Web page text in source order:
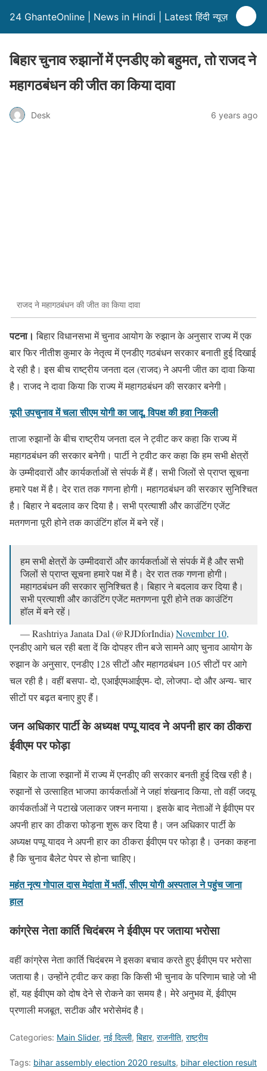
24 GhanteOnline | News in Hindi | Latest हिंदी न्यूज़
बिहार चुनाव रुझानों में एनडीए को बहुमत, तो राजद ने
महागठबंधन की जीत का किया दावा
Desk 6 years ago
राजद ने महागठबंधन की जीत का किया दावा
पटना। बिहार विधानसभा में चुनाव आयोग के रुझान के अनुसार राज्य में एक
बार फिर नीतीश कुमार के नेतृत्व में एनडीए गठबंधन सरकार बनाती हुई दिखाई
दे रही है। इस बीच राष्ट्रीय जनता दल (राजद) ने अपनी जीत का दावा किया
है। राजद ने दावा किया कि राज्य में महागठबंधन की सरकार बनेगी।
यूपी उपचुनाव में चला सीएम योगी का जादू, विपक्ष की हवा निकली
ताजा रुझानों के बीच राष्ट्रीय जनता दल ने ट्वीट कर कहा कि राज्य में
महागठबंधन की सरकार बनेगी। पार्टी ने ट्वीट कर कहा कि हम सभी क्षेत्रों
के उम्मीदवारों और कार्यकर्ताओं से संपर्क में हैं। सभी जिलों से प्राप्त सूचना
हमारे पक्ष में है। देर रात तक गणना होगी। महागठबंधन की सरकार सुनिश्चित
है। बिहार ने बदलाव कर दिया है। सभी प्रत्याशी और काउंटिंग एजेंट
मतगणना पूरी होने तक काउंटिंग हॉल में बने रहें।
हम सभी क्षेत्रों के उम्मीदवारों और कार्यकर्ताओं से संपर्क में है और सभी
जिलों से प्राप्त सूचना हमारे पक्ष में है। देर रात तक गणना होगी।
महागठबंधन की सरकार सुनिश्चित है। बिहार ने बदलाव कर दिया है।
सभी प्रत्याशी और काउंटिंग एजेंट मतगणना पूरी होने तक काउंटिंग
हॉल में बने रहें।
— Rashtriya Janata Dal (@RJDforIndia)November 10,
2020
एनडीए आगे चल रही बता दें कि दोपहर तीन बजे सामने आए चुनाव आयोग के
रुझान के अनुसार, एनडीए 128 सीटों और महागठबंधन 105 सीटों पर आगे
चल रही है। वहीं बसपा- दो, एआईएमआईएम- दो, लोजपा- दो और अन्य- चार
सीटों पर बढ़त बनाए हुए हैं।
जन अधिकार पार्टी के अध्यक्ष पप्पू यादव ने अपनी हार का ठीकरा
ईवीएम पर फोड़ा
बिहार के ताजा रुझानों में राज्य में एनडीए की सरकार बनती हुई दिख रही है।
रुझानों से उत्साहित भाजपा कार्यकर्ताओं ने जहां शंखनाद किया, तो वहीं जदयू
कार्यकर्ताओं ने पटाखे जलाकर जश्न मनाया। इसके बाद नेताओं ने ईवीएम पर
अपनी हार का ठीकरा फोड़ना शुरू कर दिया है। जन अधिकार पार्टी के
अध्यक्ष पप्पू यादव ने अपनी हार का ठीकरा ईवीएम पर फोड़ा है। उनका कहना
है कि चुनाव बैलेट पेपर से होना चाहिए।
महंत नृत्य गोपाल दास मेदांता में भर्ती, सीएम योगी अस्पताल ने पहुंच जाना
हाल
कांग्रेस नेता कार्ति चिदंबरम ने ईवीएम पर जताया भरोसा
वहीं कांग्रेस नेता कार्ति चिदंबरम ने इसका बचाव करते हुए ईवीएम पर भरोसा
जताया है। उन्होंने ट्वीट कर कहा कि किसी भी चुनाव के परिणाम चाहे जो भी
हों, यह ईवीएम को दोष देने से रोकने का समय है। मेरे अनुभव में, ईवीएम
प्रणाली मजबूत, सटीक और भरोसेमंद है।
Categories: Main Slider, नई दिल्ली, बिहार, राजनीति, राष्ट्रीय
Tags: bihar assembly election 2020 results, bihar election result